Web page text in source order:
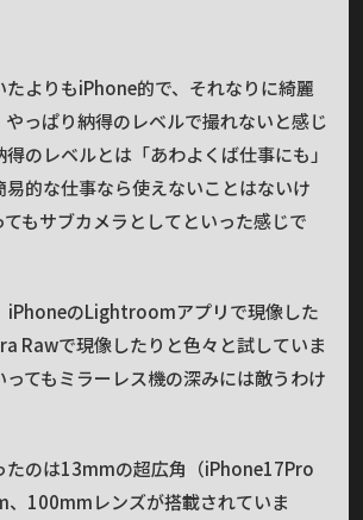
たよりもiPhone的で、それなりに綺麗
っぱり納得のレベルで撮れないと感じ
のレベルとは「あわよくば仕事にも」
易的な仕事なら使えないことはないけ
もサブカメラとしてといった感じで
iPhoneのLightroomアプリで現像した
Rawで現像したりと色々と試していま
てもミラーレス機の深みには敵うわけ
たのは13mmの超広角（iPhone17Pro
100mmレンズが搭載されていま